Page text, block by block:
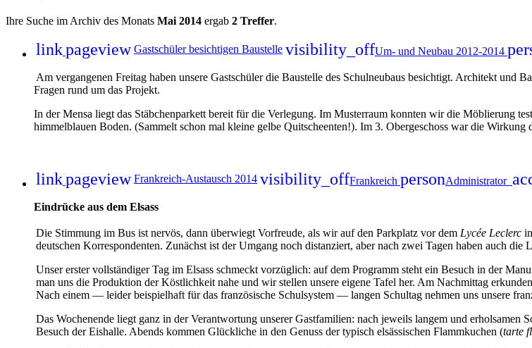
Ihre Suche im Archiv des Monats Mai 2014 ergab 2 Treffer.
linkpageview Gastschüler besichtigen Baustelle visibility_offUm- und Neubau 2012-2014
Am vergangenen Freitag haben unsere Gastschüler die Baustelle des Schulneubaus besichtigt. Architekt und
Fragen rund um das Projekt.
In der Mensa liegt das Stäbchenparkett bereit für die Verlegung. Im Musterraum konnten wir die Möblierung
himmelblauen Boden. (Sammelt schon mal kleine gelbe Quitscheenten!). Im 3. Obergeschoss war die
linkpageview Frankreich-Austausch 2014 visibility_offFrankreich personAdministrator
Eindrücke aus dem Elsass
Die Stimmung im Bus ist nervös, dann überwiegt Vorfreude, als wir auf den Parkplatz vor dem Lycée Leclerc
deutschen Korrespondenten. Zunächst ist der Umgang noch distanziert, aber nach zwei Tagen haben auch
Unser erster vollständiger Tag im Elsass schmeckt vorzüglich: auf dem Programm steht ein Besuch in der
man uns die Produktion der Köstlichkeit nahe und wir stellen unsere eigene Tafel her. Am Nachmittag
Nach einem — leider beispielhaft für das französische Schulsystem — langen Schultag nehmen uns unsere
Das Wochenende liegt ganz in der Verantwortung unserer Gastfamilien: nach jeweils langem und
Besuch der Eishalle. Abends kommen Glückliche in den Genuss der typisch elsässischen Flammkuchen (tarte